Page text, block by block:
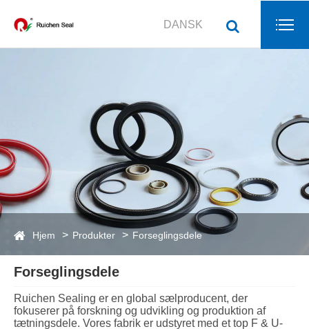
DANSK
Hjem Produkter Forseglingsdele
Forseglingsdele
Ruichen Sealing er en global sælproducent, der
fokuserer på forskning og udvikling og produktion af
tætningsdele. Vores fabrik er udstyret med et top F & U-